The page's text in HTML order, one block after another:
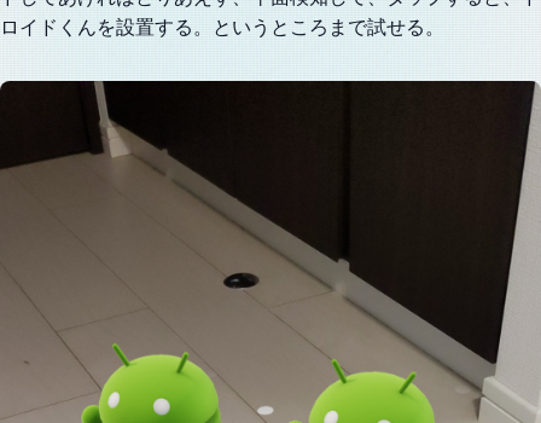
ロイドくんを設置する。というところまで試せる。